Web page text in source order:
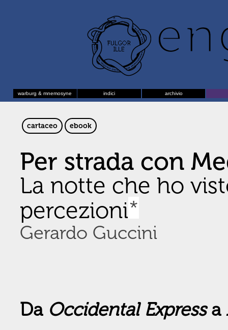
warburg & mnemosyne indici archivio
cartaceo ebook
Per strada con
La notte che ho
percezioni*
Gerardo Guccini
Da Occidental Expressa